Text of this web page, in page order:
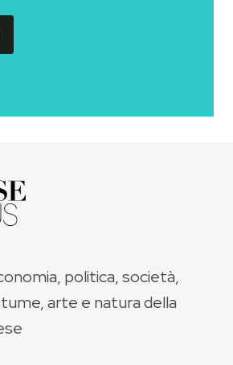
politica, società,
arte e natura della